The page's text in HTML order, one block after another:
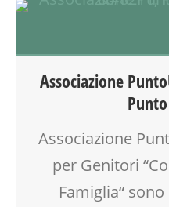
ADULTI
GENITORE
MAMME
MOOD BOX
PEDAGOGIA
Associazione
Associazione
per Genitori
Famiglia“